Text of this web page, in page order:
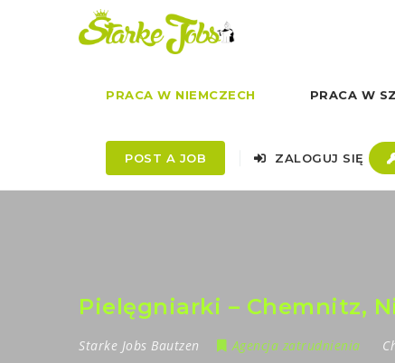
PRACA W NIEMCZECH PRACA W
POST A JOB ZALOGUJ SIĘ
Pielęgniarki – Chemnitz,
Starke Jobs Bautzen Agencja zatrudnienia